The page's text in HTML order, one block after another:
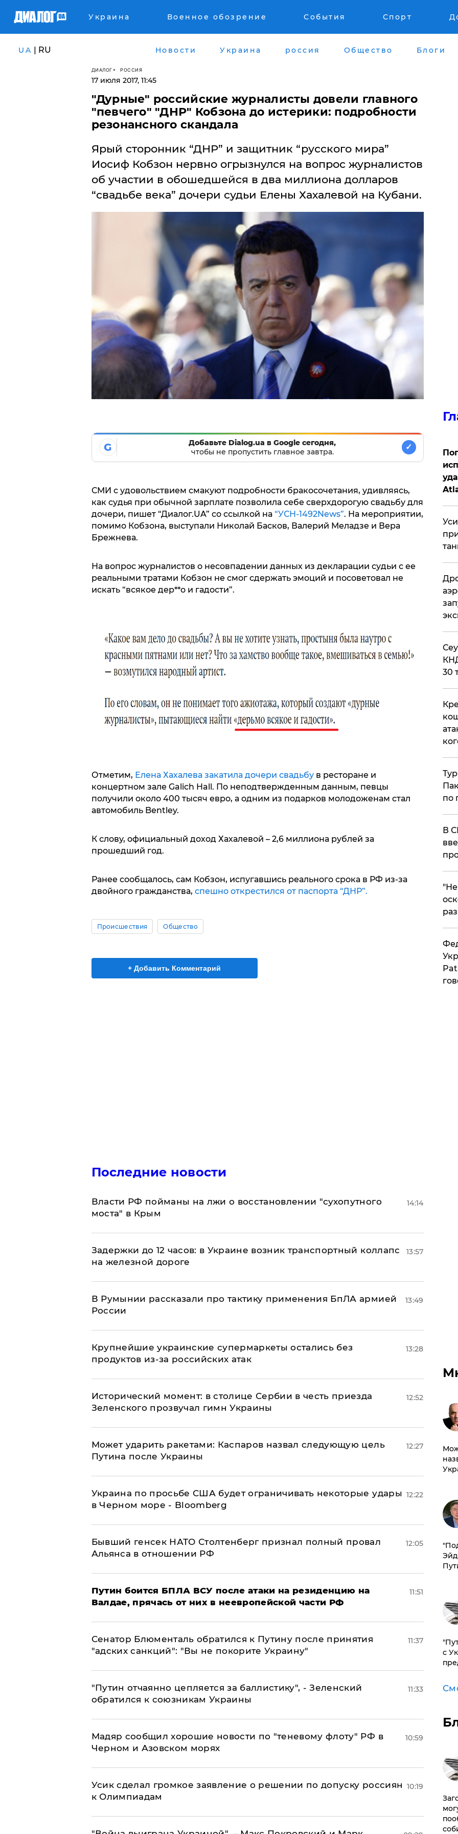
Украина Военное обозрение События Спорт
UA | RU Новости Украина россия Общество Блоги
ДИАЛОГ РОССИЯ
17 июля 2017, 11:45
"Дурные" российские журналисты довели главного
"певчего" "ДНР" Кобзона до истерики: подробности
резонансного скандала
​Ярый сторонник “ДНР” и защитник “русского мира”
Иосиф Кобзон нервно огрызнулся на вопрос журналистов
об участии в обошедшейся в два миллиона долларов
“свадьбе века” дочери судьи Елены Хахалевой на Кубани.
G
Добавьте Dialog.ua в Google сегодня,
чтобы не пропустить главное завтра.
✓
СМИ с удовольствием смакуют подробности бракосочетания, удивляясь,
как судья при обычной зарплате позволила себе сверхдорогую свадьбу для
дочери, пишет “Диалог.UA” со ссылкой на “УСН-1492News”. На мероприятии,
помимо Кобзона, выступали Николай Басков, Валерий Меладзе и Вера
Брежнева.
На вопрос журналистов о несовпадении данных из декларации судьи с ее
реальными тратами Кобзон не смог сдержать эмоций и посоветовал не
искать “всякое дер**о и гадости”.
Отметим, Елена Хахалева закатила дочери свадьбув ресторане и
концертном зале Galich Hall. По неподтвержденным данным, певцы
получили около 400 тысяч евро, а одним из подарков молодоженам стал
автомобиль Bentley.
К слову, официальный доход Хахалевой – 2,6 миллиона рублей за
прошедший год.
Ранее сообщалось, сам Кобзон, испугавшись реального срока в РФ из-за
двойного гражданства, спешно открестился от паспорта “ДНР”.
Происшествия Общество
+ Добавить Комментарий
Последние новости
Власти РФ пойманы на лжи о восстановлении "сухопутного
моста" в Крым
14:14
Задержки до 12 часов: в Украине возник транспортный коллапс
на железной дороге
13:57
В Румынии рассказали про тактику применения БпЛА армией
России
13:49
Крупнейшие украинские супермаркеты остались без
продуктов из-за российских атак
13:28
Исторический момент: в столице Сербии в честь приезда
Зеленского прозвучал гимн Украины
12:52
Может ударить ракетами: Каспаров назвал следующую цель
Путина после Украины
12:27
Украина по просьбе США будет ограничивать некоторые удары
в Черном море - Bloomberg
12:22
Бывший генсек НАТО Столтенберг признал полный провал
Альянса в отношении РФ
12:05
Путин боится БПЛА ВСУ после атаки на резиденцию на
Валдае, прячась от них в неевропейской части РФ
11:51
Сенатор Блюменталь обратился к Путину после принятия
"адских санкций": "Вы не покорите Украину"
11:37
"Путин отчаянно цепляется за баллистику", - Зеленский
обратился к союзникам Украины
11:33
Мадяр сообщил хорошие новости по "теневому флоту" РФ в
Черном и Азовском морях
10:59
Усик сделал громкое заявление о решении по допуску россиян
к Олимпиадам
10:19
30
по
В
с